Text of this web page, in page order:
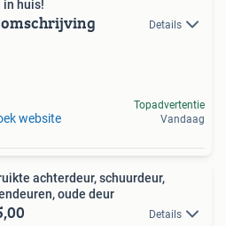
in huis!
Details
website
Topadvertentie
Vandaag
achterdeur, schuurdeur,
oude deur
Details